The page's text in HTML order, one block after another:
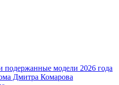
подержанные модели 2026 года
Дмитра Комарова